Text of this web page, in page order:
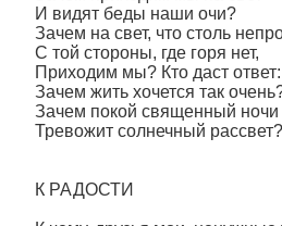
И видят беды наши очи?
Зачем на свет, что столь
С той стороны, где горя нет,
Приходим мы? Кто даст ответ:
Зачем жить хочется так
Зачем покой священный ночи
Тревожит солнечный рассвет?
К РАДОСТИ